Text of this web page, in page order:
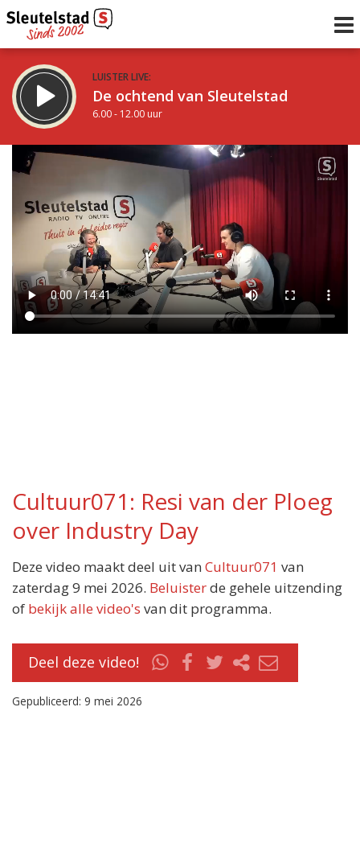
LUISTER LIVE:
De ochtend van Sleutelstad
6.00 - 12.00 uur
STRAKS:
De middag van Sleutelstad
12.00 - 17.00 uur
Vorig uur
uur 1 van 0
Inklappen
Cultuur071: Resi van der Ploeg
over Industry Day
Deze video maakt deel uit van Cultuur071 van
zaterdag 9 mei 2026. Beluisterde gehele uitzending
of bekijk alle video's van dit programma.
Deel deze video!
Gepubliceerd: 9 mei 2026